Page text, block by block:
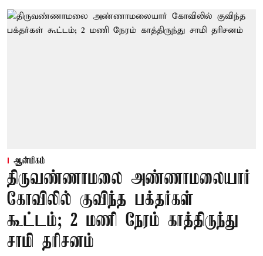
ஆன்மிகம்
திருவண்ணாமலை அண்ணாமலையார்
கோவிலில் குவிந்த பக்தர்கள்
கூட்டம்; 2 மணி நேரம் காத்திருந்து
சாமி தரிசனம்